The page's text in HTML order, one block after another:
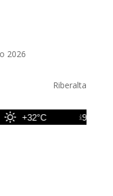
2026
Riberalta
+32°C 9 ago